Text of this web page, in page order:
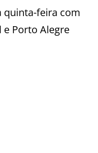
quinta-feira com
Porto Alegre